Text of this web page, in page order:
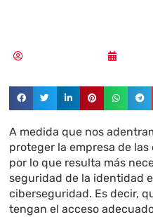
A medida que nos
proteger la empresa de
por lo que resulta más
seguridad de la identidad
ciberseguridad. Es decir,
tengan el acceso